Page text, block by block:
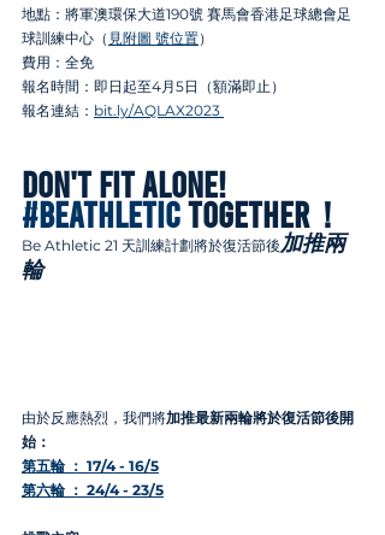
地點：將軍澳環保大道190號 賽⾺會香港⾜球總會⾜
球訓練中⼼（ 見附圖 號位置）
費⽤：全免
報名時間：即⽇起⾄4⽉5⽇（額滿即⽌）
報名連結： bit.ly/AQLAX2023
Don't Fit Alone!
#BeAthletic Together！
Be Athletic 21 天訓練計劃將於復活節後加推兩
輪
由於反應熱烈，我們將加推最新兩輪將於復活節後開
始：
第五輪 ： 17/4 - 16/5
第六輪 ： 24/4 - 23/5